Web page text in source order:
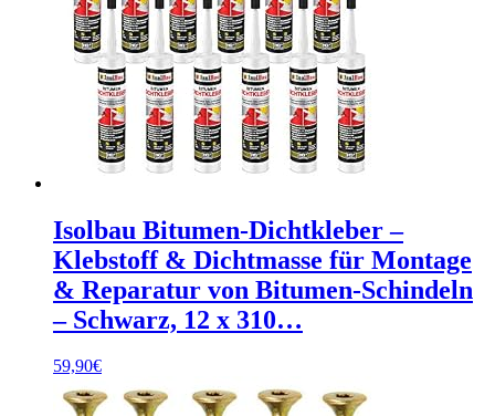
Isolbau Bitumen-Dichtkleber –
Klebstoff & Dichtmasse für Montage
& Reparatur von Bitumen-Schindeln
– Schwarz, 12 x 310…
59,90€